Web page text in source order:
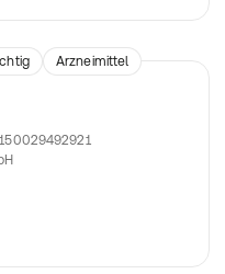
Arzneimittel